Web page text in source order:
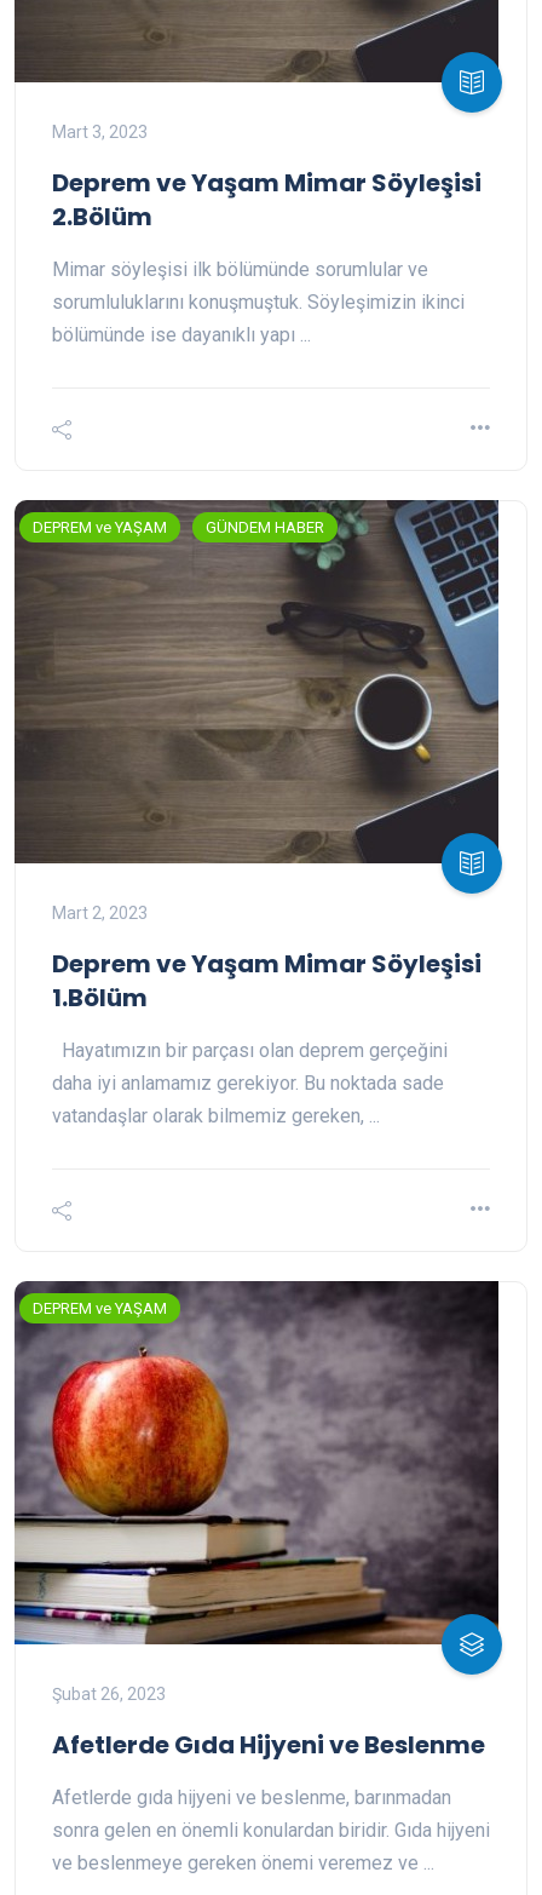
Mart 3, 2023
Deprem ve Yaşam Mimar Söyleşisi
2.Bölüm
Mimar söyleşisi ilk bölümünde sorumlular ve
sorumluluklarını konuşmuştuk. Söyleşimizin ikinci
bölümünde ise dayanıklı yapı ...
DEPREM ve YAŞAM GÜNDEM HABER
Mart 2, 2023
Deprem ve Yaşam Mimar Söyleşisi
1.Bölüm
Hayatımızın bir parçası olan deprem gerçeğini
daha iyi anlamamız gerekiyor. Bu noktada sade
vatandaşlar olarak bilmemiz gereken, ...
DEPREM ve YAŞAM
Şubat 26, 2023
Afetlerde Gıda Hijyeni ve Beslenme
Afetlerde gıda hijyeni ve beslenme, barınmadan
sonra gelen en önemli konulardan biridir. Gıda hijyeni
ve beslenmeye gereken önemi veremez ve ...